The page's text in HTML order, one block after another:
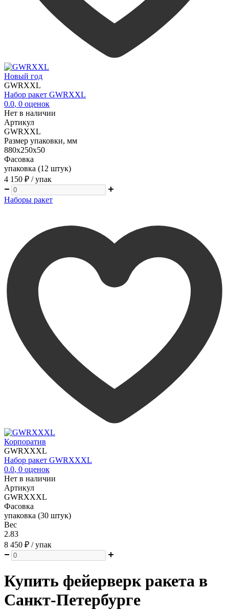
Новый год
GWRXXL
Набор ракет GWRXXL
0.0, 0 оценок
Нет в наличии
Артикул
GWRXXL
Размер упаковки, мм
880х250х50
Фасовка
упаковка (12 штук)
4 150 ₽ / упак
Наборы ракет
Корпоратив
GWRXXXL
Набор ракет GWRXXXL
0.0, 0 оценок
Нет в наличии
Артикул
GWRXXXL
Фасовка
упаковка (30 штук)
Вес
2.83
8 450 ₽ / упак
Купить фейерверк ракета в
Санкт-Петербурге